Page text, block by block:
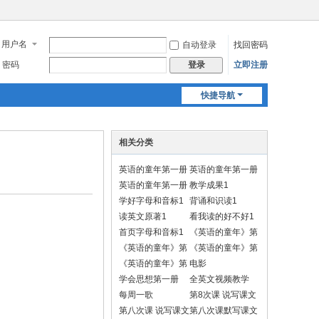
用户名 自动登录
找回密码
密码
登录 立即注册
快捷导航
相关分类
英语的童年第一册
1
英语的童年第一册
1
英语的童年第一册
默写视频
教学成果1
学好字母和音标1
背诵和识读1
读英文原著1
看我读的好不好1
首页字母和音标1
《英语的童年》第
一册学习动作
《英语的童年》第
一册做动作背诵
《英语的童年》第
二册学习动作
《英语的童年》第
二册做动作背诵
电影
学会思想第一册
全英文视频教学
每周一歌
第8次课 说写课文
A
第八次课 说写课文第八次课默写课文